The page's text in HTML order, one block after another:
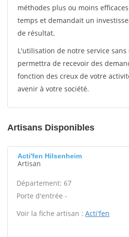
méthodes plus ou moins
temps et demandait un
de résultat.
L'utilisation de notre service sans
permettra de recevoir des
fonction des creux de votre
avenir à votre société.
Artisans Disponibles
Acti'fen Hilsenheim
Artisan
Département: 67
Porte d'entrée -
Voir la fiche artisan : Acti'fen